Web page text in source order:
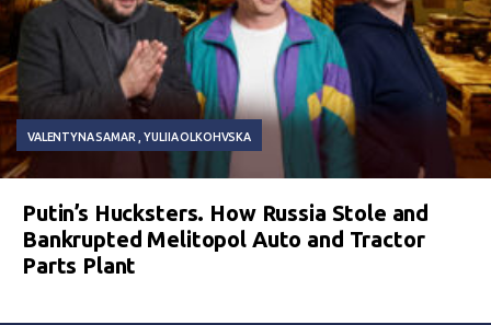
VALENTYNA SAMAR YULIIA OLKOHVSKA
Putin’s Hucksters. How Russia Stole and
Bankrupted Melitopol Auto and Tractor
Parts Plant